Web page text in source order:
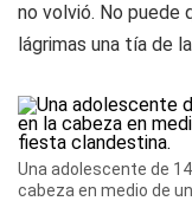
no volvió. No puede
lágrimas una tía de
Una adolescente de
cabeza en medio de